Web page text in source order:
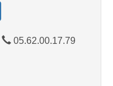
05.62.00.17.79